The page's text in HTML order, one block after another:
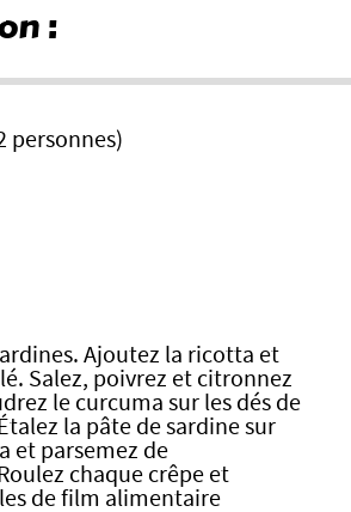
:
personnes)
Ajoutez la ricotta et
Salez, poivrez et citronnez
le curcuma sur les dés de
la pâte de sardine sur
et parsemez de
chaque crêpe et
de film alimentaire